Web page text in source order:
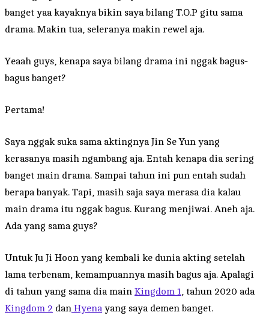
banget yaa kayaknya bikin saya bilang T.O.P gitu sama
drama. Makin tua, seleranya makin rewel aja.
Yeaah guys, kenapa saya bilang drama ini nggak bagus-
bagus banget?
Pertama!
Saya nggak suka sama aktingnya Jin Se Yun yang
kerasanya masih ngambang aja. Entah kenapa dia sering
banget main drama. Sampai tahun ini pun entah sudah
berapa banyak. Tapi, masih saja saya merasa dia kalau
main drama itu nggak bagus. Kurang menjiwai. Aneh aja.
Ada yang sama guys?
Untuk Ju Ji Hoon yang kembali ke dunia akting setelah
lama terbenam, kemampuannya masih bagus aja. Apalagi
di tahun yang sama dia main Kingdom 1, tahun 2020 ada
Kingdom 2 dan Hyenayang saya demen banget.